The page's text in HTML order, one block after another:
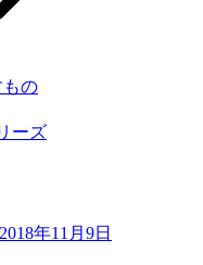
の
ーズ
2018年11月9日